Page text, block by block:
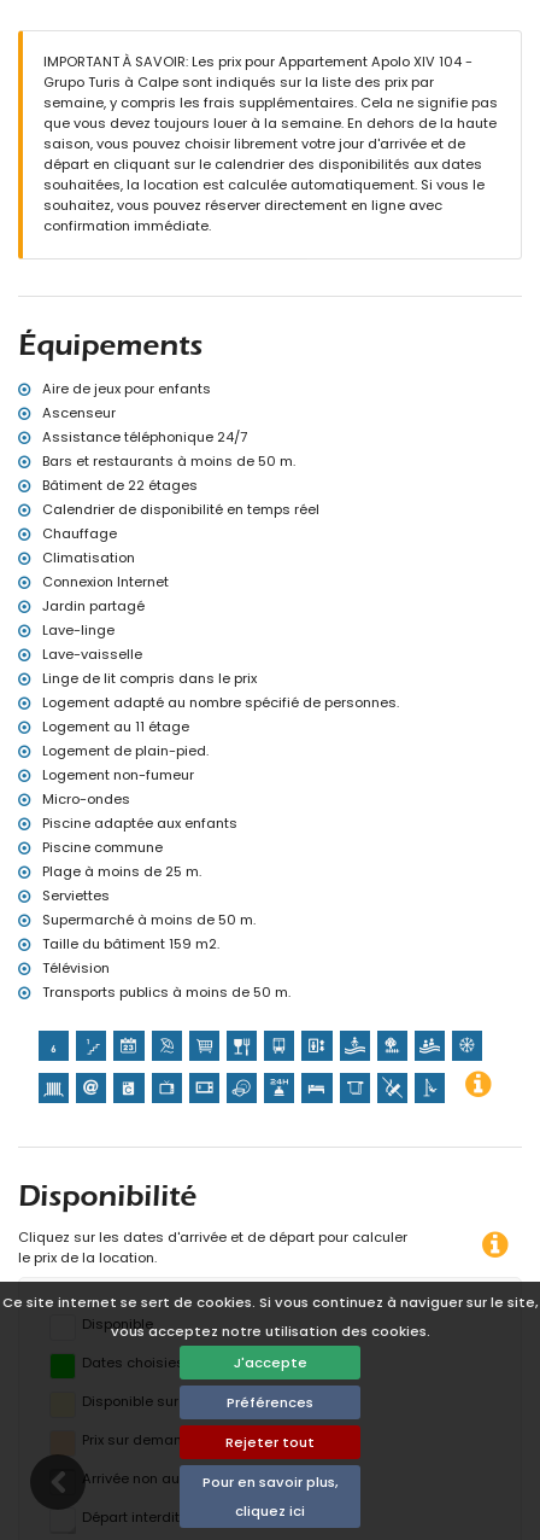
Ce site internet se sert de cookies. Si vous continuez à naviguer sur le site,
vous acceptez notre utilisation des cookies.
J'accepte
Préférences
Rejeter tout
Pour en savoir plus,
cliquez ici
aéroport le plus proche : El Altet (Alicante) (à moins de 100
kilomètres de l'appartement)
transports publics à proximité : bus à moins de 50 mètres
interdiction de fumer
animaux non admis
l'immeuble où se trouve le logement dispose d'un ascenseur.
le logement est très adapté aux familles avec enfants.
Équipements et services inclus dans le prix de location de
fer et planche à repasser
service d'urgence 24 heures sur 24
chauffage central
lit pour enfants/berceau (sur demande)
Activités de loisirs et de divertissement pour vos vacances à
Calpe, Costa Blanca
parc d'attractions (Terra Mítica), zoo (Terra Natura et Mundomar)
et parc aquatique (Aqua Natura et Aqualandia) (à moins de 10
kilomètres de la maison)
IMPORTANT À SAVOIR: Les prix pour Appartement Apolo XIV 104 -
Grupo Turis à Calpe sont indiqués sur la liste des prix par
semaine, y compris les frais supplémentaires. Cela ne signifie pas
que vous devez toujours louer à la semaine. En dehors de la haute
saison, vous pouvez choisir librement votre jour d'arrivée et de
départ en cliquant sur le calendrier des disponibilités aux dates
souhaitées, la location est calculée automatiquement. Si vous le
souhaitez, vous pouvez réserver directement en ligne avec
confirmation immédiate.
Équipements
Aire de jeux pour enfants
Ascenseur
Assistance téléphonique 24/7
Bars et restaurants à moins de 50 m.
Bâtiment de 22 étages
Calendrier de disponibilité en temps réel
Chauffage
Climatisation
Connexion Internet
Jardin partagé
Lave-linge
Lave-vaisselle
Linge de lit compris dans le prix
Logement adapté au nombre spécifié de personnes.
Logement au 11 étage
Logement de plain-pied.
Logement non-fumeur
Micro-ondes
Piscine adaptée aux enfants
Piscine commune
Plage à moins de 25 m.
Serviettes
Supermarché à moins de 50 m.
Taille du bâtiment 159 m2.
Télévision
Transports publics à moins de 50 m.
Disponibilité
Cliquez sur les dates d'arrivée et de départ pour calculer
le prix de la location.
Disponible
Dates choisies
Disponible sur demande
Prix ​​sur demande
Arrivée non autorisée
Départ interdit